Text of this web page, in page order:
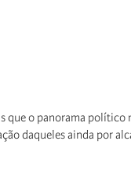
que o panorama
daqueles ainda por